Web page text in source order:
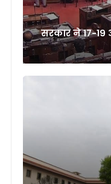
सरकार ने 17-